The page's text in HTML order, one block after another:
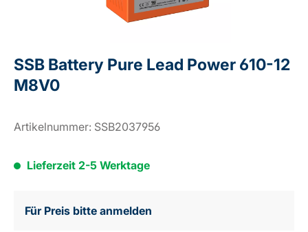
SSB Battery Pure Lead Power 610-12
M8V0
Artikelnummer: SSB2037956
Lieferzeit 2-5 Werktage
Für Preis bitte anmelden